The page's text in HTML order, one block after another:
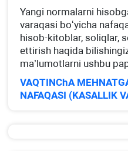
Yangi normalarni
varaqasi boʻyicha
hisob-kitoblar, soliqlar,
ettirish haqida
ma’lumotlarni ushbu
VAQTINChA
NAFAQASI (KASALLIK